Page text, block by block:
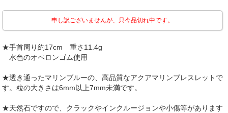
申し訳ございませんが、只今品切れ中です。
★手首周り約17cm 重さ11.4g
水色のオペロンゴム使用
★透き通ったマリンブルーの、高品質なアクアマリンブレスレットで
す。粒の大きさは6mm以上7mm未満です。
★天然石ですので、クラックやインクルージョンや小傷等があります